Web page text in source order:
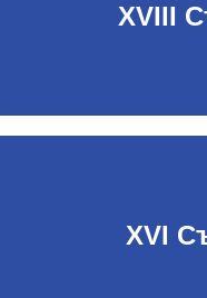
XVIII
XVI